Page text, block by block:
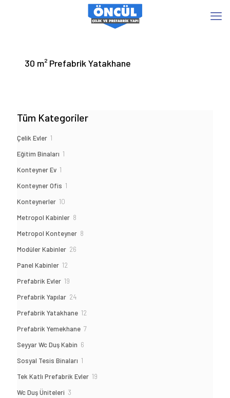
30 m² Prefabrik Yatakhane
Tüm Kategoriler
Çelik Evler 1
Eğitim Binaları 1
Konteyner Ev 1
Konteyner Ofis 1
Konteynerler 10
Metropol Kabinler 8
Metropol Konteyner 8
Modüler Kabinler 26
Panel Kabinler 12
Prefabrik Evler 19
Prefabrik Yapılar 2424
Prefabrik Yatakhane 12
Prefabrik Yemekhane 77
Seyyar Wc Duş Kabin 6
Sosyal Tesis Binaları 1
Tek Katlı Prefabrik Evler 19
Wc Duş Üniteleri 3